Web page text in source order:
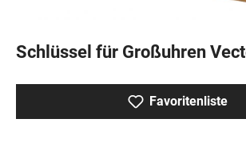
Schlüssel für Großuhren
Favoritenliste